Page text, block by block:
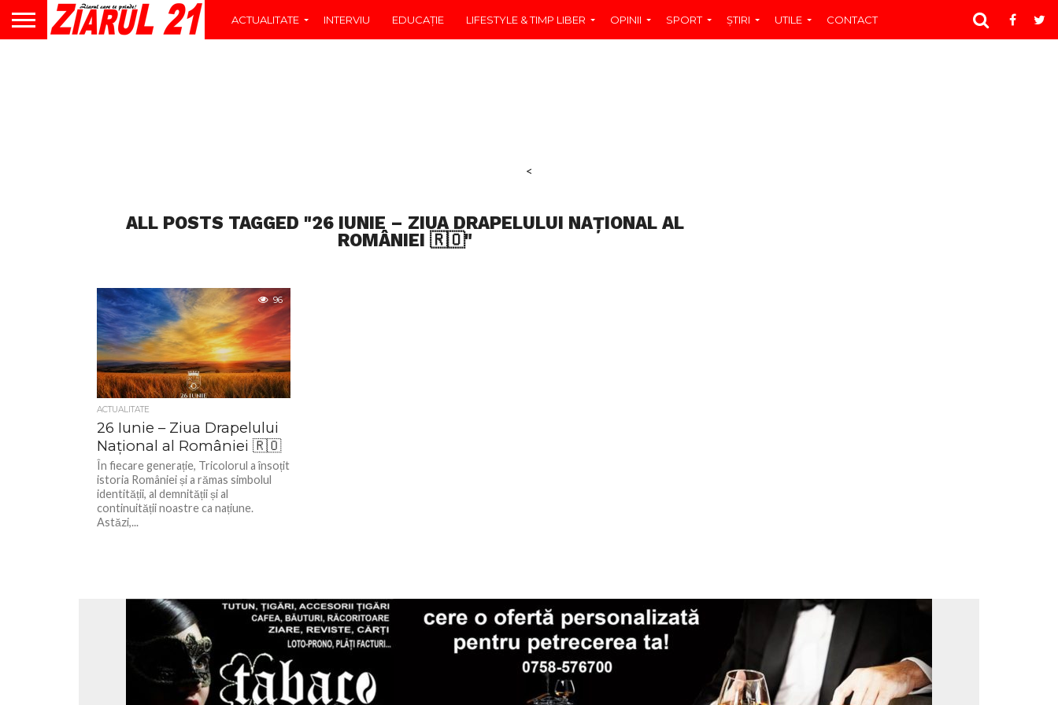
ACTUALITATE INTERVIU EDUCAŢIE LIFESTYLE & TIMP LIBER OPINII SPORT ŞTIRI UTILE CONTACT
<
ALL POSTS TAGGED "26 IUNIE – ZIUA DRAPELULUI NAȚIONAL AL
ROMÂNIEI 🇷🇴"
96
ACTUALITATE
26 Iunie – Ziua Drapelului
Național al României 🇷🇴
În fiecare generație, Tricolorul a însoțit
istoria României și a rămas simbolul
identității, al demnității și al
continuității noastre ca națiune.
Astăzi,...